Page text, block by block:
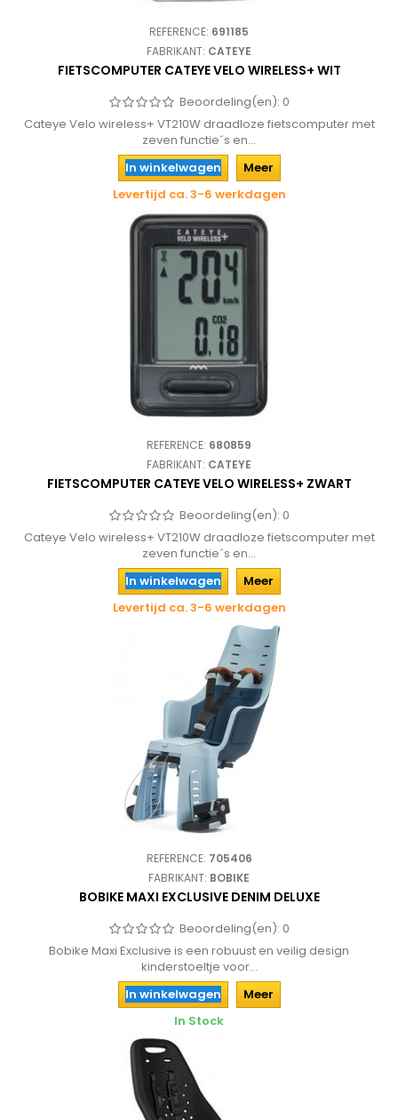
REFERENCE: 691185
FABRIKANT: CATEYE
FIETSCOMPUTER CATEYE VELO WIRELESS+ WIT
Beoordeling(en): 0
Cateye Velo wireless+ VT210W draadloze fietscomputer met
zeven functie´s en...
In winkelwagen
Meer
Levertijd ca. 3-6 werkdagen
REFERENCE: 680859
FABRIKANT: CATEYE
FIETSCOMPUTER CATEYE VELO WIRELESS+ ZWART
Beoordeling(en): 0
Cateye Velo wireless+ VT210W draadloze fietscomputer met
zeven functie´s en...
In winkelwagen
Meer
Levertijd ca. 3-6 werkdagen
REFERENCE: 705406
FABRIKANT: BOBIKE
BOBIKE MAXI EXCLUSIVE DENIM DELUXE
Beoordeling(en): 0
Bobike Maxi Exclusive is een robuust en veilig design
kinderstoeltje voor...
In winkelwagen
Meer
In Stock